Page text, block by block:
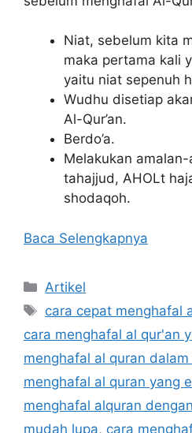
Niat, sebelum kita
maka pertama kali
yaitu niat sepenuh
Wudhu disetiap
Al-Qur’an.
Berdo’a.
Melakukan
tahajjud, AHOLt
shodaqoh.
Baca Selengkapnya
Kategori
Artikel
Tag
cara cepat menghafal
cara menghafal al qur'an
menghafal al quran dalam
menghafal al quran yang
menghafal alquran
mudah lupa, cara